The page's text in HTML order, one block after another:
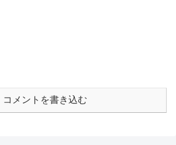
コメントを書き込む